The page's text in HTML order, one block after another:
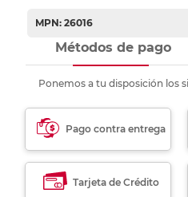
MPN: 26016
Métodos de pago
Ponemos a tu disposición los
Pago contra entrega
Tarjeta de Crédito